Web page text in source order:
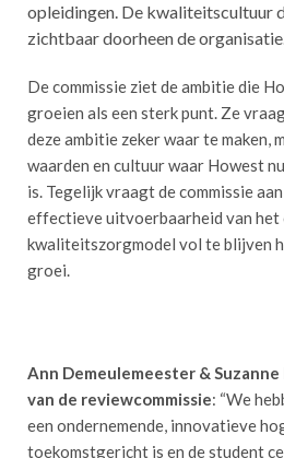
opleidingen. De kwaliteitscultuur
zichtbaar doorheen de
De commissie ziet de ambitie die
groeien als een sterk punt. Ze
deze ambitie zeker waar te maken,
waarden en cultuur waar Howest
is. Tegelijk vraagt de commissie
effectieve uitvoerbaarheid van het
kwaliteitszorgmodel vol te blijven
groei.
Ann Demeulemeester &
van de reviewcommissie: “We
een ondernemende, innovatieve
toekomstgericht is en de student